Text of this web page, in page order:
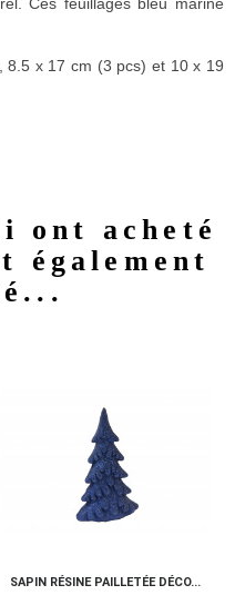
8.5 x 17 cm (3 pcs) et 10 x 19
ont acheté
également
SAPIN RÉSINE PAILLETÉE DÉCO...